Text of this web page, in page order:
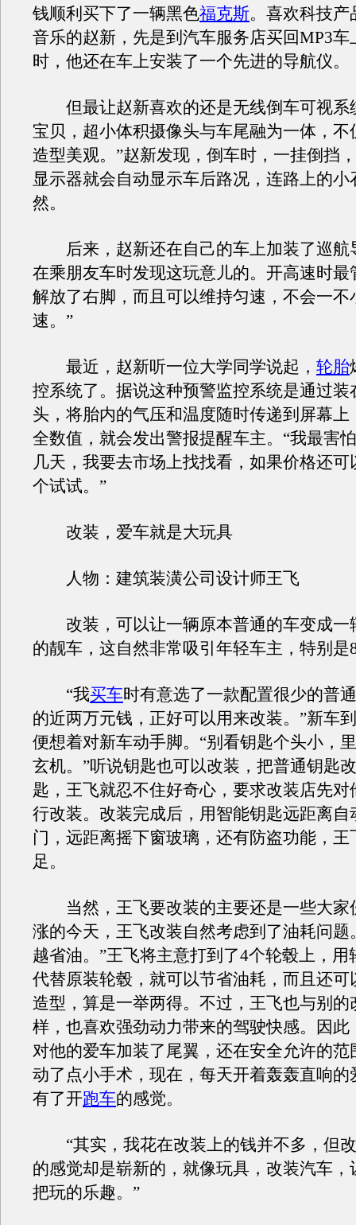
钱顺利买下了一辆黑色福克斯。喜欢科技产
音乐的赵新，先是到汽车服务店买回MP3车
时，他还在车上安装了一个先进的导航仪。
但最让赵新喜欢的还是无线倒车可视系
宝贝，超小体积摄像头与车尾融为一体，不
造型美观。”赵新发现，倒车时，一挂倒挡
显示器就会自动显示车后路况，连路上的小
然。
后来，赵新还在自己的车上加装了巡航
在乘朋友车时发现这玩意儿的。开高速时最
解放了右脚，而且可以维持匀速，不会一不
速。”
最近，赵新听一位大学同学说起， 轮胎
控系统了。据说这种预警监控系统是通过装
头，将胎内的气压和温度随时传递到屏幕上
全数值，就会发出警报提醒车主。“我最害
几天，我要去市场上找找看，如果价格还可
个试试。”
改装，爱车就是大玩具
人物：建筑装潢公司设计师王飞
改装，可以让一辆原本普通的车变成一
的靓车，这自然非常吸引年轻车主，特别是
“我买车时有意选了一款配置很少的普
的近两万元钱，正好可以用来改装。”新车
便想着对新车动手脚。“别看钥匙个头小，
玄机。”听说钥匙也可以改装，把普通钥匙
匙，王飞就忍不住好奇心，要求改装店先对
行改装。改装完成后，用智能钥匙远距离自
门，远距离摇下窗玻璃，还有防盗功能，王
足。
当然，王飞要改装的主要还是一些大家
涨的今天，王飞改装自然考虑到了油耗问题
越省油。”王飞将主意打到了4个轮毂上，用
代替原装轮毂，就可以节省油耗，而且还可
造型，算是一举两得。不过，王飞也与别的
样，也喜欢强劲动力带来的驾驶快感。因此
对他的爱车加装了尾翼，还在安全允许的范
动了点小手术，现在，每天开着轰轰直响的
有了开跑车的感觉。
“其实，我花在改装上的钱并不多，但
的感觉却是崭新的，就像玩具，改装汽车，
把玩的乐趣。”